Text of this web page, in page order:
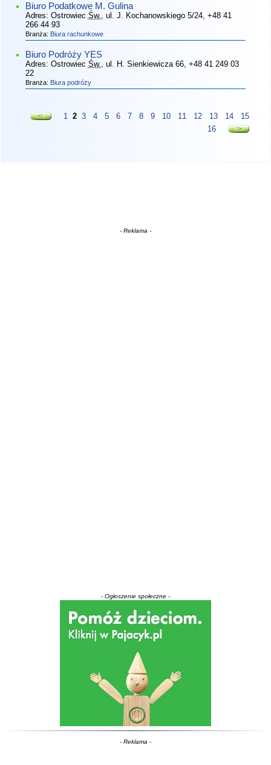
Biuro Podatkowe M. Gulina
Adres: Ostrowiec Św. , ul. J. Kochanowskiego 5/24, +48 41
266 44 93
Branża: Biura rachunkowe
Biuro Podróży YES
Adres: Ostrowiec Św. , ul. H. Sienkiewicza 66, +48 41 249 03
22
Branża: Biura podróży
1 2 3 4 5 6 7 8 9 10 11 12 13 14
15
16
- Reklama -
- Ogłoszenie społeczne -
- Reklama -